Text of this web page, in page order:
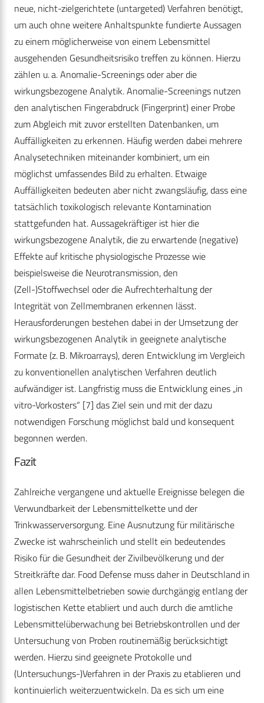
neue, nicht-zielgerichtete (untargeted) Verfahren benötigt,
um auch ohne weitere Anhaltspunkte fundierte Aussagen
zu einem möglicherweise von einem Lebensmittel
ausgehenden Gesundheitsrisiko treffen zu können. Hierzu
zählen u. a. Anomalie-Screenings oder aber die
wirkungsbezogene Analytik. Anomalie-Screenings nutzen
den analytischen Fingerabdruck (Fingerprint) einer Probe
zum Abgleich mit zuvor erstellten Datenbanken, um
Auffälligkeiten zu erkennen. Häufig werden dabei mehrere
Analysetechniken miteinander kombiniert, um ein
möglichst umfassendes Bild zu erhalten. Etwaige
Auffälligkeiten bedeuten aber nicht zwangsläufig, dass eine
tatsächlich toxikologisch relevante Kontamination
stattgefunden hat. Aussagekräftiger ist hier die
wirkungsbezogene Analytik, die zu erwartende (negative)
Effekte auf kritische physiologische Prozesse wie
beispielsweise die Neurotransmission, den
(Zell-)Stoffwechsel oder die Aufrechterhaltung der
Integrität von Zellmembranen erkennen lässt.
Herausforderungen bestehen dabei in der Umsetzung der
wirkungsbezogenen Analytik in geeignete analytische
Formate (z. B. Mikroarrays), deren Entwicklung im Vergleich
zu konventionellen analytischen Verfahren deutlich
aufwändiger ist. Langfristig muss die Entwicklung eines „in
vitro-Vorkosters“ [7] das Ziel sein und mit der dazu
notwendigen Forschung möglichst bald und konsequent
begonnen werden.
Fazit
Zahlreiche vergangene und aktuelle Ereignisse belegen die
Verwundbarkeit der Lebensmittelkette und der
Trinkwasserversorgung. Eine Ausnutzung für militärische
Zwecke ist wahrscheinlich und stellt ein bedeutendes
Risiko für die Gesundheit der Zivilbevölkerung und der
Streitkräfte dar. Food Defense muss daher in Deutschland in
allen Lebensmittelbetrieben sowie durchgängig entlang der
logistischen Kette etabliert und auch durch die amtliche
Lebensmittelüberwachung bei Betriebskontrollen und der
Untersuchung von Proben routinemäßig berücksichtigt
werden. Hierzu sind geeignete Protokolle und
(Untersuchungs-)Verfahren in der Praxis zu etablieren und
kontinuierlich weiterzuentwickeln. Da es sich um eine